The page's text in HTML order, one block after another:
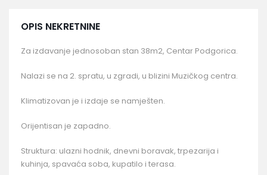
OPIS NEKRETNINE
Za izdavanje jednosoban stan 38m2, Centar Podgorica.
Nalazi se na 2. spratu, u zgradi, u blizini Muzičkog centra.
Klimatizovan je i izdaje se namješten.
Orijentisan je zapadno.
Struktura: ulazni hodnik, dnevni boravak, trpezarija i
kuhinja, spavaća soba, kupatilo i terasa.